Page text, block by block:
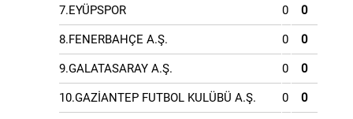
7.EYÜPSPOR 0 0
8.FENERBAHÇE A.Ş. 0 0
9.GALATASARAY A.Ş. 0 0
10.GAZİANTEP FUTBOL KULÜBÜ A.Ş. 0 0